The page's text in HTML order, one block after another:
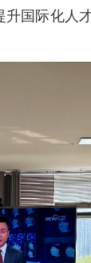
国际化人